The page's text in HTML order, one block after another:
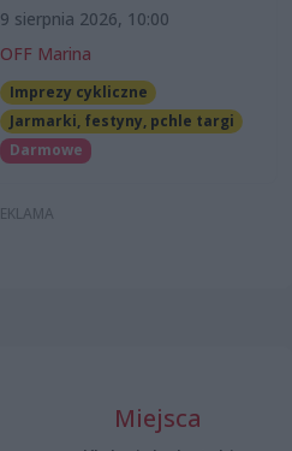
9 sierpnia 2026, 10:00
OFF Marina
Imprezy cykliczne
Jarmarki, festyny, pchle targi
Darmowe
Miejsca